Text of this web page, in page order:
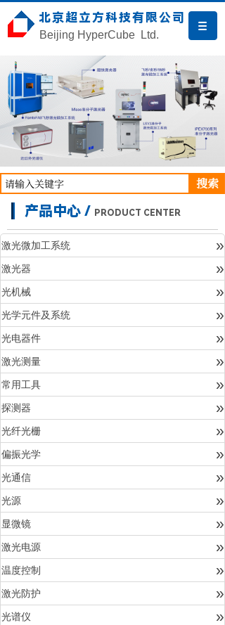
北京超立方科技有限公司
Beijing HyperCube Ltd.
搜索
产品中心 / PRODUCT CENTER
激光微加工系统 »
激光器 »
光机械 »
光学元件及系统 »
光电器件 »
激光测量 »
常用工具 »
探测器 »
光纤光栅 »
偏振光学 »
光通信 »
光源 »
显微镜 »
激光电源 »
温度控制 »
激光防护 »
光谱仪 »